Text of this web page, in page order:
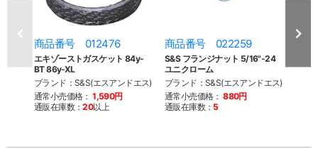
商品番号 012476
エキゾーストガスケット 84y-
BT 86y-XL
ブランド：S&S(エスアンドエス)
通常小売価格： 1,590円
通販在庫数：20以上
商品番号 022259
S&S フランジナット 5/16"-24
ユニクローム
ブランド：S&S(エスアンドエス)
通常小売価格： 880円
通販在庫数：5
06-